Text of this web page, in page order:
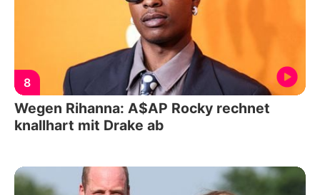
8
Wegen Rihanna: A$AP Rocky rechnet
knallhart mit Drake ab